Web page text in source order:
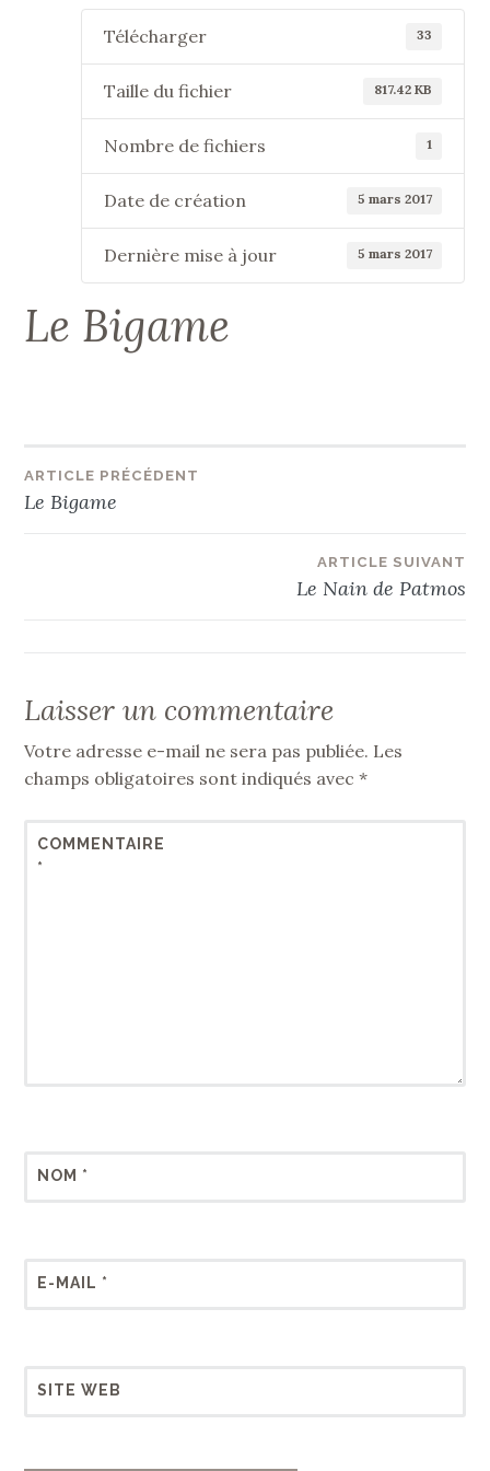
Télécharger 33
Taille du fichier 817.42 KB
Nombre de fichiers 1
Date de création 5 mars 2017
Dernière mise à jour 5 mars 2017
Le Bigame
Navigation
ARTICLE PRÉCÉDENT
Le Bigame
ARTICLE SUIVANT
Le Nain de Patmos
Laisser un commentaire
Votre adresse e-mail ne sera pas publiée. Les
champs obligatoires sont indiqués avec*
COMMENTAIRE
*
NOM *
E-MAIL *
SITE WEB